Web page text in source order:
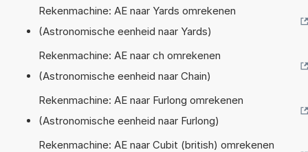
Rekenmachine: AE naar Yards omrekenen
(Astronomische eenheid naar Yards)
Rekenmachine: AE naar ch omrekenen
(Astronomische eenheid naar Chain)
Rekenmachine: AE naar Furlong omrekenen
(Astronomische eenheid naar Furlong)
Rekenmachine: AE naar Cubit (british) omrekenen